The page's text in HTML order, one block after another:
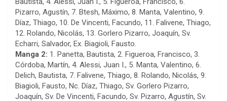
Pizarro, Agustín, 7. Btesh, Máximo, 8. Manta, Valentino, 9.
Díaz, Thiago, 10. De Vincenti, Facundo, 11. Falivene, Thiago,
12. Rolando, Nicolás, 13. Gorlero Pizarro, Joaquín, Sv.
Echarri, Salvador, Ex. Biagioli, Fausto.
Manga 2: 1. Panetta, Bautista, 2. Figueroa, Francisco, 3.
Córdoba, Martín, 4. Alessi, Juan I., 5. Manta, Valentino, 6.
Delich, Bautista, 7. Falivene, Thiago, 8. Rolando, Nicolás, 9.
Biagioli, Fausto, Nc. Díaz, Thiago, Sv. Gorlero Pizarro,
Joaquín, Sv. De Vincenti, Facundo, Sv. Pizarro, Agustín, Sv.